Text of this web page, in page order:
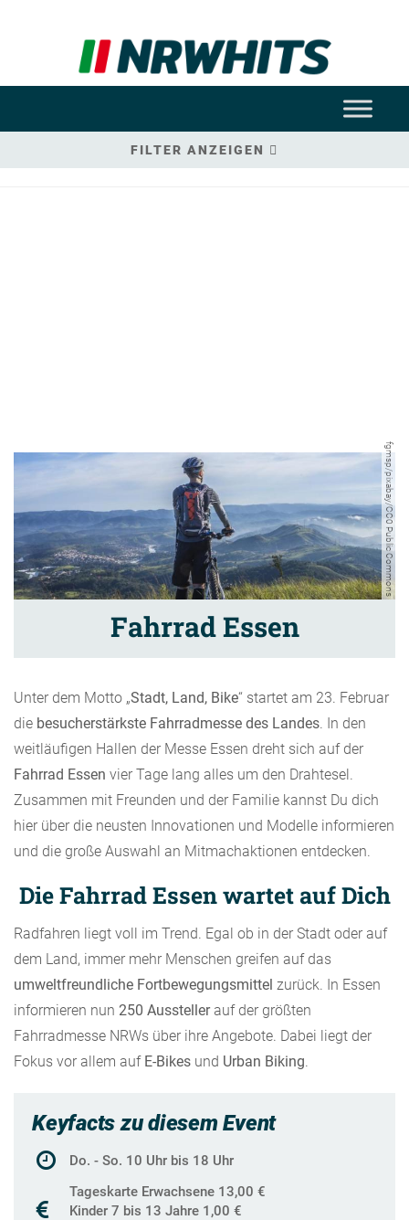
FILTER ANZEIGEN
fgmsp/pixabay/CC0 Public Commons
Fahrrad Essen
Unter dem Motto „Stadt, Land, Bike“ startet am 23. Februar
die besucherstärkste Fahrradmesse des Landes . In den
weitläufigen Hallen der Messe Essen dreht sich auf der
Fahrrad Essen vier Tage lang alles um den Drahtesel.
Zusammen mit Freunden und der Familie kannst Du dich
hier über die neusten Innovationen und Modelle informieren
und die große Auswahl an Mitmachaktionen entdecken.
Die Fahrrad Essen wartet auf Dich
Radfahren liegt voll im Trend. Egal ob in der Stadt oder auf
dem Land, immer mehr Menschen greifen auf das
umweltfreundliche Fortbewegungsmittel zurück. In Essen
informieren nun 250 Ausstellerauf der größten
Fahrradmesse NRWs über ihre Angebote. Dabei liegt der
Fokus vor allem auf E-Bikes und Urban Biking
Keyfacts zu diesem Event
Do. - So. 10 Uhr bis 18 Uhr
Tageskarte Erwachsene 13,00 €
Kinder 7 bis 13 Jahre 1,00 €